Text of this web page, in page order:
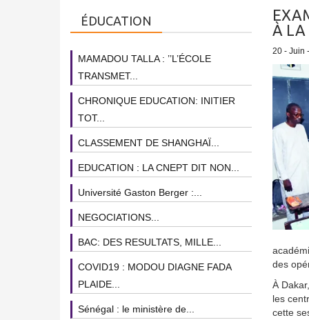
À LA
20 - Juin
des
À
les
cette
ÉDUCATION
MAMADOU TALLA : ’’L’ÉCOLE
TRANSMET...
CHRONIQUE EDUCATION: INITIER
TOT...
CLASSEMENT DE SHANGHAÏ...
EDUCATION : LA CNEPT DIT NON...
Université Gaston Berger :...
NEGOCIATIONS...
BAC: DES RESULTATS, MILLE...
COVID19 : MODOU DIAGNE FADA
PLAIDE...
Sénégal : le ministère de...